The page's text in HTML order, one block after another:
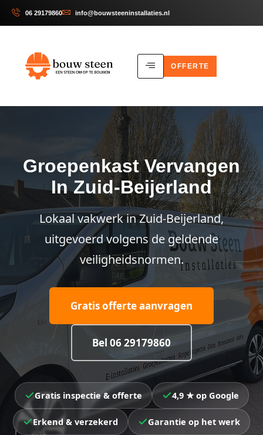
06 29179860 info@bouwsteeninstallaties.nl
OFFERTE
Groepenkast Vervangen
In Zuid-Beijerland
Lokaal vakwerk in Zuid-Beijerland,
uitgevoerd volgens de geldende
veiligheidsnormen.
Gratis offerte aanvragen
Bel 06 29179860
Gratis inspectie & offerte 4,9 ★ op Google
Erkend & verzekerd Garantie op het werk